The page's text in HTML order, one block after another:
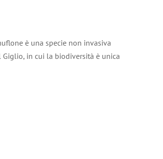
è una specie non invasiva
in cui la biodiversità è unica